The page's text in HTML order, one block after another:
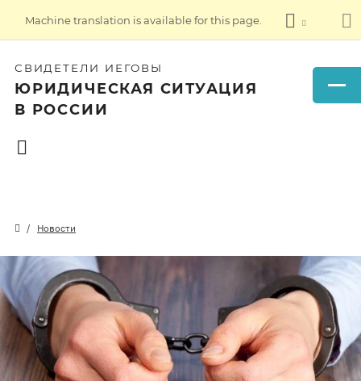
Machine translation is available for this page.
СВИДЕТЕЛИ ИЕГОВЫ
ЮРИДИЧЕСКАЯ СИТУАЦИЯ
В РОССИИ
Новости